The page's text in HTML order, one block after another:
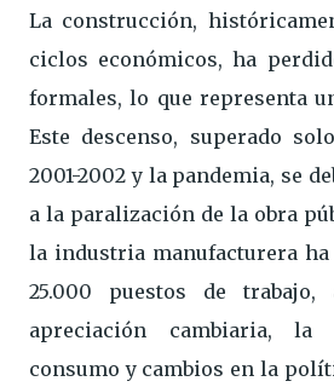
La construcción,
ciclos económicos, ha
formales, lo que representa
Este descenso, superado
2001-2002 y la pandemia, se
a la paralización de la obra
la industria manufacturera ha
25.000 puestos de
apreciación cambiaria, la
consumo y cambios en la